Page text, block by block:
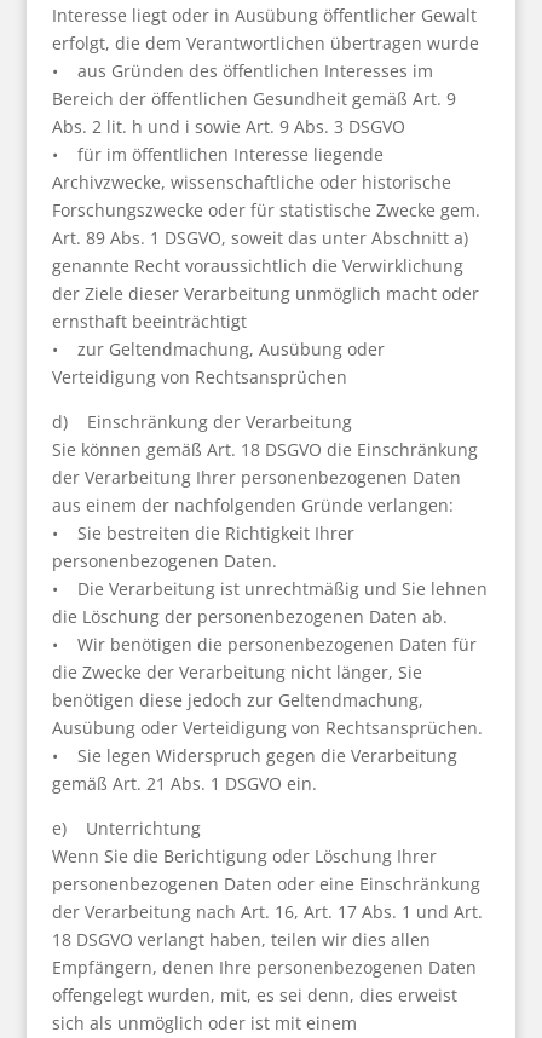
Interesse liegt oder in Ausübung öffentlicher Gewalt
erfolgt, die dem Verantwortlichen übertragen wurde
• aus Gründen des öffentlichen Interesses im
Bereich der öffentlichen Gesundheit gemäß Art. 9
Abs. 2 lit. h und i sowie Art. 9 Abs. 3 DSGVO
• für im öffentlichen Interesse liegende
Archivzwecke, wissenschaftliche oder historische
Forschungszwecke oder für statistische Zwecke gem.
Art. 89 Abs. 1 DSGVO, soweit das unter Abschnitt a)
genannte Recht voraussichtlich die Verwirklichung
der Ziele dieser Verarbeitung unmöglich macht oder
ernsthaft beeinträchtigt
• zur Geltendmachung, Ausübung oder
Verteidigung von Rechtsansprüchen
d) Einschränkung der Verarbeitung
Sie können gemäß Art. 18 DSGVO die Einschränkung
der Verarbeitung Ihrer personenbezogenen Daten
aus einem der nachfolgenden Gründe verlangen:
• Sie bestreiten die Richtigkeit Ihrer
personenbezogenen Daten.
• Die Verarbeitung ist unrechtmäßig und Sie lehnen
die Löschung der personenbezogenen Daten ab.
• Wir benötigen die personenbezogenen Daten für
die Zwecke der Verarbeitung nicht länger, Sie
benötigen diese jedoch zur Geltendmachung,
Ausübung oder Verteidigung von Rechtsansprüchen.
• Sie legen Widerspruch gegen die Verarbeitung
gemäß Art. 21 Abs. 1 DSGVO ein.
e) Unterrichtung
Wenn Sie die Berichtigung oder Löschung Ihrer
personenbezogenen Daten oder eine Einschränkung
der Verarbeitung nach Art. 16, Art. 17 Abs. 1 und Art.
18 DSGVO verlangt haben, teilen wir dies allen
Empfängern, denen Ihre personenbezogenen Daten
offengelegt wurden, mit, es sei denn, dies erweist
sich als unmöglich oder ist mit einem